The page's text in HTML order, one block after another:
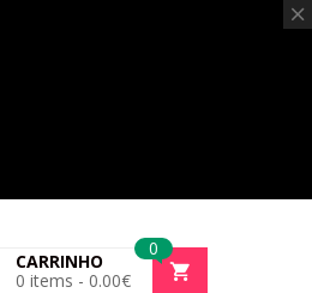
0
CARRINHO
0 items - 0.00€